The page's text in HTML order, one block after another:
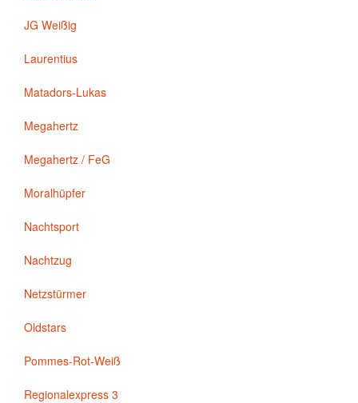
JG Weißig
Laurentius
Matadors-Lukas
Megahertz
Megahertz / FeG
Moralhüpfer
Nachtsport
Nachtzug
Netzstürmer
Oldstars
Pommes-Rot-Weiß
Regionalexpress 3